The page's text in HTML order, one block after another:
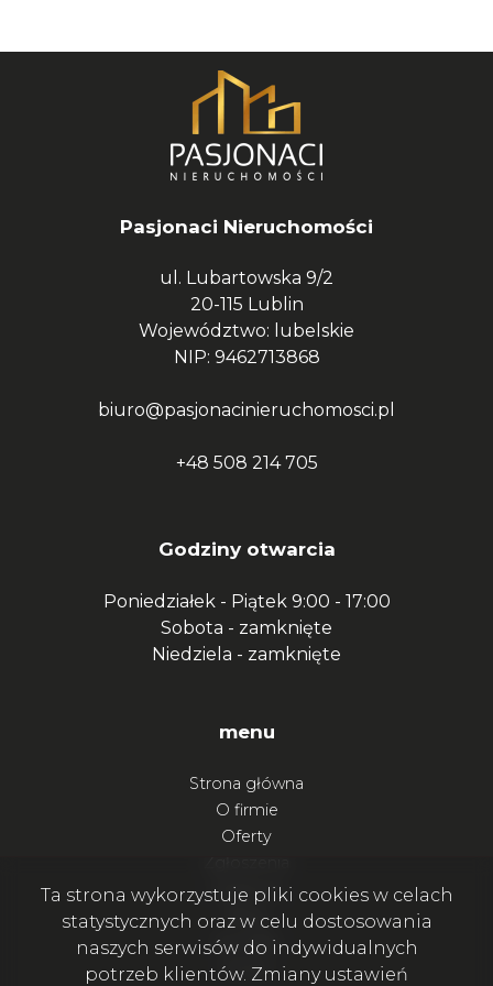
Pasjonaci Nieruchomości
ul. Lubartowska 9/2
20-115 Lublin
Województwo: lubelskie
NIP: 9462713868
biuro@pasjonacinieruchomosci.pl
+48 508 214 705
Godziny otwarcia
Poniedziałek - Piątek9:00 - 17:00
Sobota - zamknięte
Niedziela - zamknięte
menu
Strona główna
O firmie
Oferty
Ulubione
Blog
Kontakt
Rodo
Ta strona wykorzystuje pliki cookies w celach
statystycznych oraz w celu dostosowania
naszych serwisów do indywidualnych
potrzeb klientów. Zmiany ustawień